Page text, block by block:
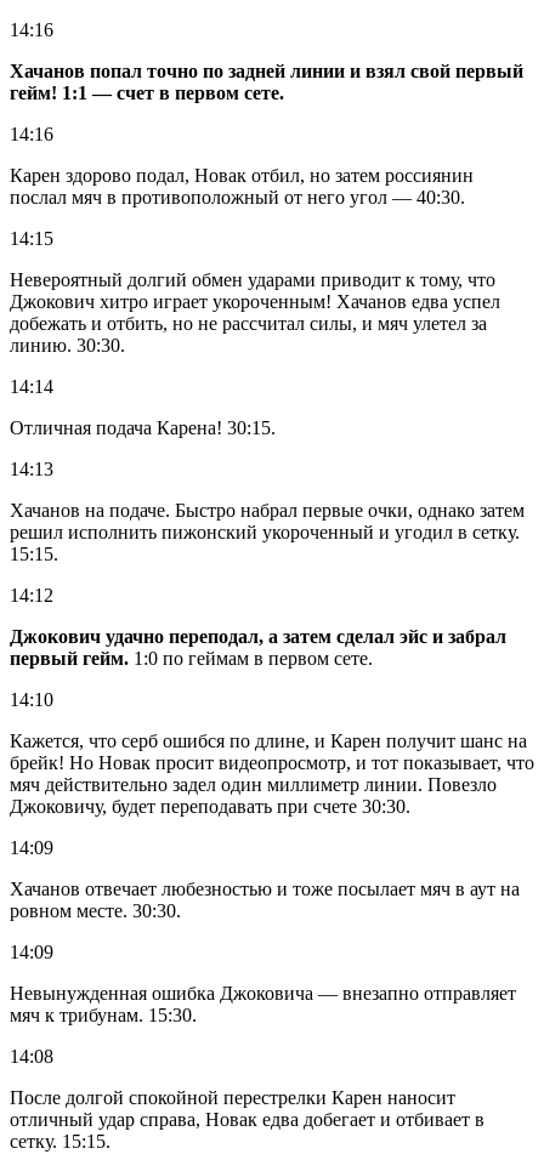
14:16
Хачанов попал точно по задней линии и взял свой первый
гейм! 1:1 — счет в первом сете.
14:16
Карен здорово подал, Новак отбил, но затем россиянин
послал мяч в противоположный от него угол — 40:30.
14:15
Невероятный долгий обмен ударами приводит к тому, что
Джокович хитро играет укороченным! Хачанов едва успел
добежать и отбить, но не рассчитал силы, и мяч улетел за
линию. 30:30.
14:14
Отличная подача Карена! 30:15.
14:13
Хачанов на подаче. Быстро набрал первые очки, однако затем
решил исполнить пижонский укороченный и угодил в сетку.
15:15.
14:12
Джокович удачно переподал, а затем сделал эйс и забрал
первый гейм. 1:0 по геймам в первом сете.
14:10
Кажется, что серб ошибся по длине, и Карен получит шанс на
брейк! Но Новак просит видеопросмотр, и тот показывает, что
мяч действительно задел один миллиметр линии. Повезло
Джоковичу, будет переподавать при счете 30:30.
14:09
Хачанов отвечает любезностью и тоже посылает мяч в аут на
ровном месте. 30:30.
14:09
Невынужденная ошибка Джоковича — внезапно отправляет
мяч к трибунам. 15:30.
14:08
После долгой спокойной перестрелки Карен наносит
отличный удар справа, Новак едва добегает и отбивает в
сетку. 15:15.